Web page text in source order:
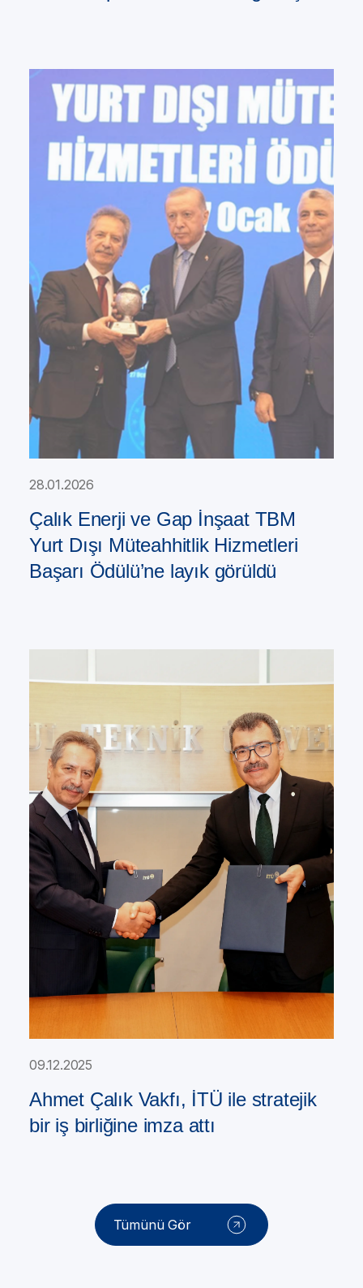
28.01.2026
Çalık Enerji ve Gap İnşaat TBM
Yurt Dışı Müteahhitlik Hizmetleri
Başarı Ödülü’ne layık görüldü
09.12.2025
Ahmet Çalık Vakfı, İTÜ ile stratejik
bir iş birliğine imza attı
Tümünü Gör